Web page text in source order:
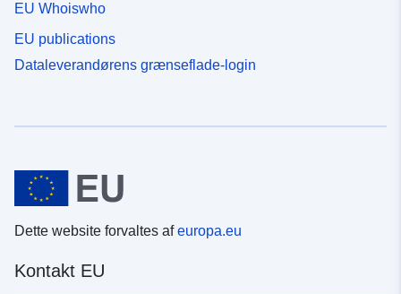
EU Whoiswho
EU publications
Dataleverandørens grænseflade-login
Dette website forvaltes afeuropa.eu
Kontakt EU